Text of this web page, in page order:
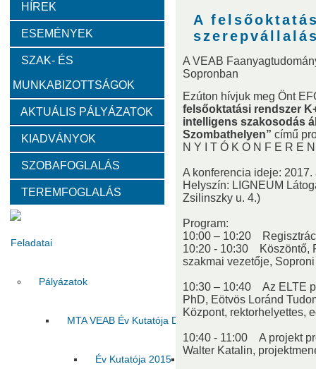
A VEAB története
Díjak
Emlékérem VEAB Kiemelkedő Ifjú
Szervezeti felépítése
Választott vezetők
Tanácskozási jogú tagok SZMSZ Testületek
Feladatai
Pályázatok
MTA VEAB Év Kutatója Díj
Év Kutatója 2015 Év Kutatója 2016
HÍREK
ESEMÉNYEK
SZAK- ÉS
MUNKABIZOTTSÁGOK
AKTUÁLIS PÁLYÁZATOK
KIADVÁNYOK
SZOBAFOGLALÁS
TEREMFOGLALÁS
A
A VEAB
Sopronban
Ezúton hívjuk meg Önt
felsőoktatási rendszer
intelligens szakosodás
Szombathelyen” című
N Y I T Ó K O N F E R E
A konferencia ideje:
Helyszín: LIGNEUM
Zsilinszky u. 4.)
Program:
10:00 – 10:20
10:20 - 10:30 Köszöntő,
szakmai vezetője,
10:30 – 10:40 Az ELTE
PhD, Eötvös Loránd
Központ, rektorhelyettes,
10:40 - 11:00 A projekt
Walter Katalin,